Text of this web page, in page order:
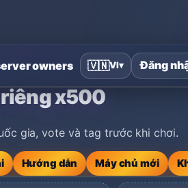
owners 🇻🇳VI▾ Đăng
riêng x500
gia, vote và tag trước khi chơi.
Hướng dẫn Máy chủ mới